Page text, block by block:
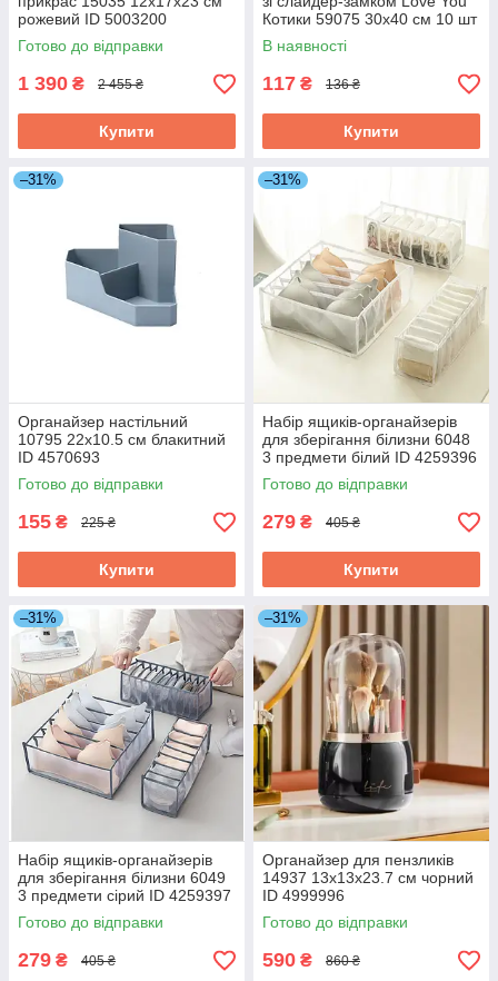
рожевий ID 5003200
Готово до відправки
1 390 ₴ 2 455 ₴
Купити
Котики 59075 30х40 см 10 шт
ID 5234156
В наявності
117 ₴ 136 ₴
Купити
–31%
Органайзер настільний
10795 22х10.5 см блакитний
ID 4570693
Готово до відправки
155 ₴ 225 ₴
Купити
–31%
Набір ящиків-органайзерів
для зберігання білизни 6048
3 предмети білий ID 4259396
Готово до відправки
279 ₴ 405 ₴
Купити
–31%
Набір ящиків-органайзерів
для зберігання білизни 6049
3 предмети сірий ID 4259397
Готово до відправки
279 ₴ 405 ₴
–31%
Органайзер для пензликів
14937 13х13х23.7 см чорний
ID 4999996
Готово до відправки
590 ₴ 860 ₴